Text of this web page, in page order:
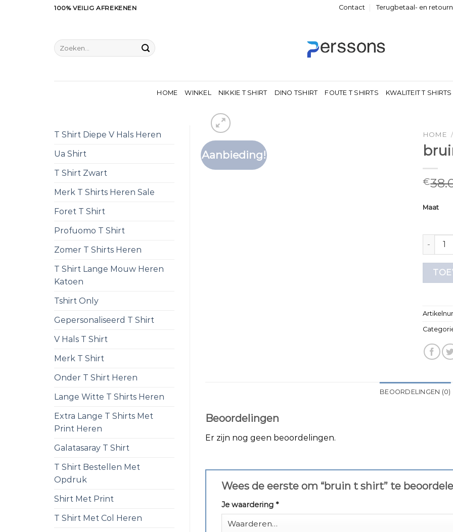
100% VEILIG AFREKENEN Contact Terugbetaal- en
Zoeken
naar:
HOME WINKEL NIKKIE T SHIRT DINO TSHIRT FOUTE T SHIRTS KWALITEIT T SHIRTS
T Shirt Diepe V Hals Heren
Ua Shirt
T Shirt Zwart
Merk T Shirts Heren Sale
Foret T Shirt
Profuomo T Shirt
Zomer T Shirts Heren
T Shirt Lange Mouw Heren
Katoen
Tshirt Only
Gepersonaliseerd T Shirt
V Hals T Shirt
Merk T Shirt
Onder T Shirt Heren
Lange Witte T Shirts Heren
Extra Lange T Shirts Met
Print Heren
Galatasaray T Shirt
T Shirt Bestellen Met
Opdruk
Shirt Met Print
T Shirt Met Col Heren
Aanbieding!
HOME
€
Maat
bruin t
BEOORDELINGEN (0)
Beoordelingen
Er zijn nog geen beoordelingen.
Wees de eerste om “bruin t shirt” te
Je waardering *